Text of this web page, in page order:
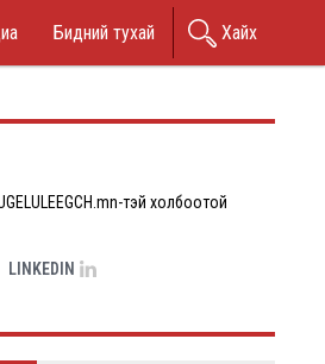
Бидний тухай Хайх
тэй холбоотой
LINKEDIN